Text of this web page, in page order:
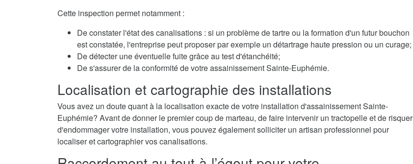
Cette inspection permet notamment :
De constater l'état des canalisations : si un problème de tartre ou la formation d'un futur bouchon
est constatée, l'entreprise peut proposer par exemple un détartrage haute pression ou un curage;
De détecter une éventuelle fuite grâce au test d'étanchéité;
De s'assurer de la conformité de votre assainissement Sainte-Euphémie.
Localisation et cartographie des installations
Vous avez un doute quant à la localisation exacte de votre installation d'assainissement Sainte-
Euphémie? Avant de donner le premier coup de marteau, de faire intervenir un tractopelle et de risquer
d'endommager votre installation, vous pouvez également solliciter un artisan professionnel pour
localiser et cartographier vos canalisations.